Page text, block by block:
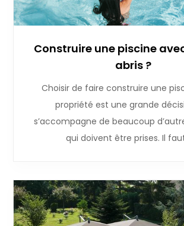
Construire une piscine
abris ?
Choisir de faire construire une
propriété est une grande
s’accompagne de beaucoup
qui doivent être prises. Il